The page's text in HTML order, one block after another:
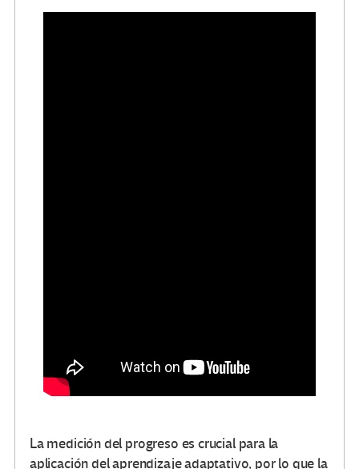
La medición del progreso es crucial para la
aplicación del aprendizaje adaptativo, por lo que la